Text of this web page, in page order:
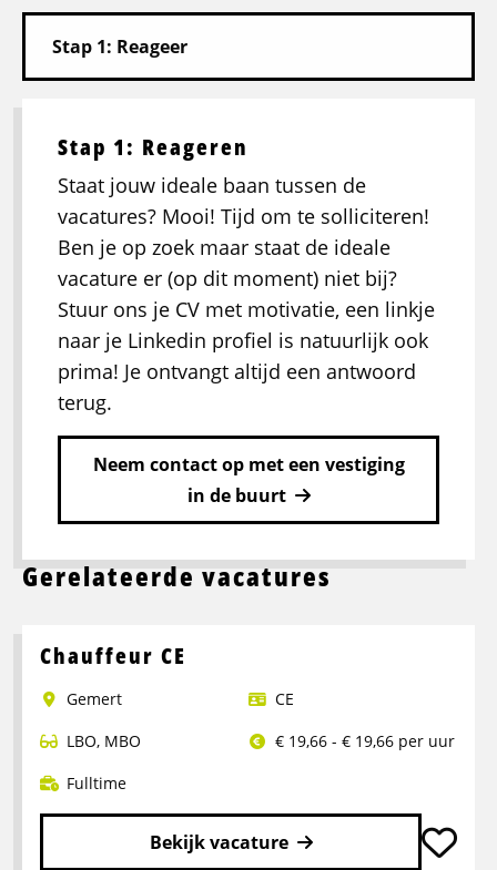
Stap 1: Reageren
Staat jouw ideale baan tussen de
vacatures? Mooi! Tijd om te solliciteren!
Ben je op zoek maar staat de ideale
vacature er (op dit moment) niet bij?
Stuur ons je CV met motivatie, een linkje
naar je Linkedin profiel is natuurlijk ook
prima! Je ontvangt altijd een antwoord
terug.
Neem contact op met een vestiging
in de buurt
Gerelateerde vacatures
Chauffeur CE
Gemert
CE
LBO, MBO
€ 19,66 - € 19,66 per uur
Fulltime
Bekijk vacature